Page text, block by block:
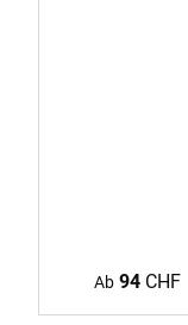
Ab 94CHF